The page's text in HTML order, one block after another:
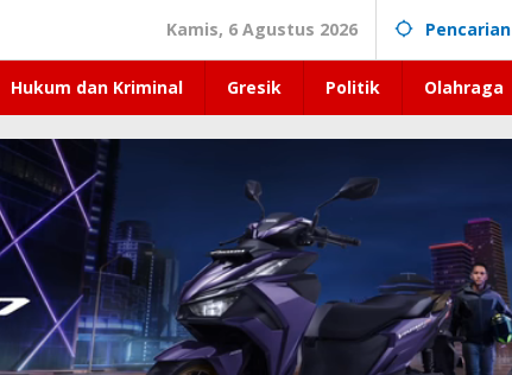
Kamis, 6 Agustus 2026 Pencarian
Hukum dan Kriminal Gresik Politik Olahraga